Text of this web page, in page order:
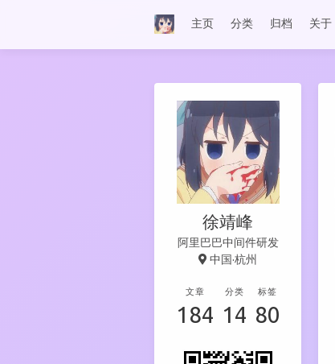
主页 分类 归档 关于
徐靖峰
阿里巴巴中间件研发
中国·杭州
文章
184
分类
14
标签
80